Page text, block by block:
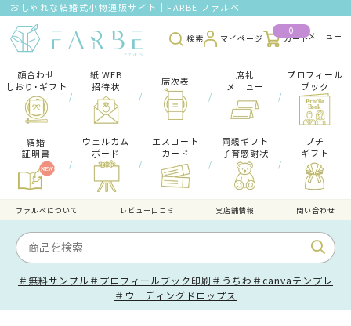
おしゃれな結婚式小物通販サイト｜FARBE ファルベ
検索 マイページ
0
カート
顔合わせ
しおり･ギフト
/
紙 WEB
招待状
/
席次表
/
席礼
メニュー
/
プロフィール
ブック
結婚
証明書
/
ウェルカム
ボード
/
エスコート
カード
/
両親ギフト
子育感謝状
/
プチ
ギフト
ファルべについて レビュー口コミ 実店舗情報 問い合わせ
＃無料サンプル ＃プロフィールブック印刷 ＃うちわ ＃canvaテンプレ
＃ウェディングドロップス